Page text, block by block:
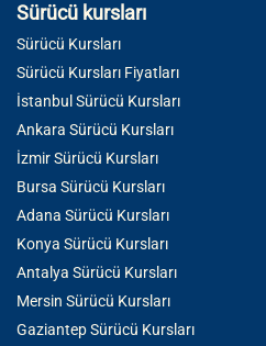
Sürücü kursları
Sürücü Kursları
Sürücü Kursları Fiyatları
İstanbul Sürücü Kursları
Ankara Sürücü Kursları
İzmir Sürücü Kursları
Bursa Sürücü Kursları
Adana Sürücü Kursları
Konya Sürücü Kursları
Antalya Sürücü Kursları
Mersin Sürücü Kursları
Gaziantep Sürücü Kursları